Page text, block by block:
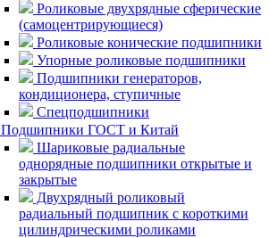
Роликовые двухрядные сферические
(самоцентрирующиеся)
Роликовые конические подшипники
Упорные роликовые подшипники
Подшипники генераторов,
кондиционера, ступичные
Спецподшипники
Подшипники ГОСТ и Китай
Шариковые радиальные
однорядные подшипники открытые и
закрытые
Двухрядный роликовый
радиальный подшипник с короткими
цилиндрическими роликами